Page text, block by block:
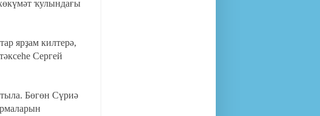
ҡулындағы
ярҙам килтерә,
Сергей
Бөгөн Сүриә